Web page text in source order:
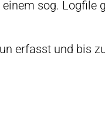
sog. Logfile
erfasst und bis